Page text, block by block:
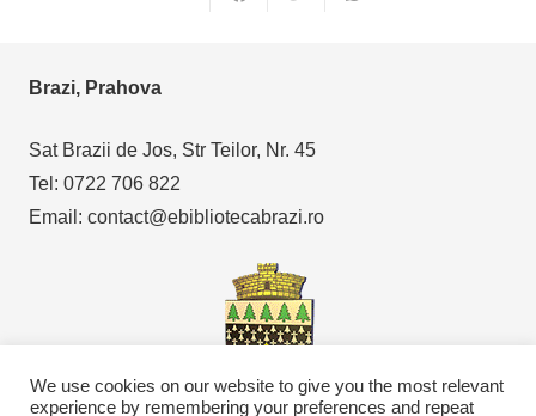
Brazi, Prahova
Sat Brazii de Jos, Str Teilor, Nr. 45
Tel: 0722 706 822
Email: contact@ebibliotecabrazi.ro
We use cookies on our website to give you the most relevant
experience by remembering your preferences and repeat